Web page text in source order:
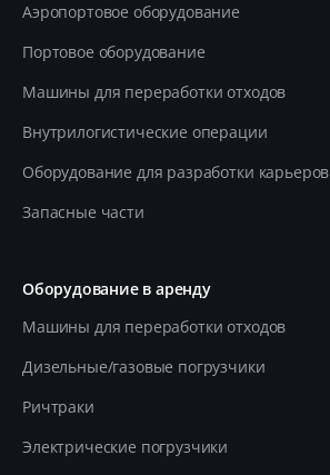
Aэропортовое оборудование
Портовое оборудование
Машины для переработки отходов
Внутрилогистические операции
Оборудование для разработки карьеров
Запасные части
Оборудование в аренду
Машины для переработки отходов
Дизельные/газовые погрузчики
Ричтраки
Электрические погрузчики